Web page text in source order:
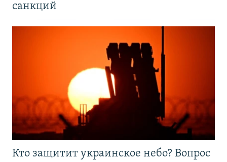
санкций
Кто защитит украинское небо? Вопрос